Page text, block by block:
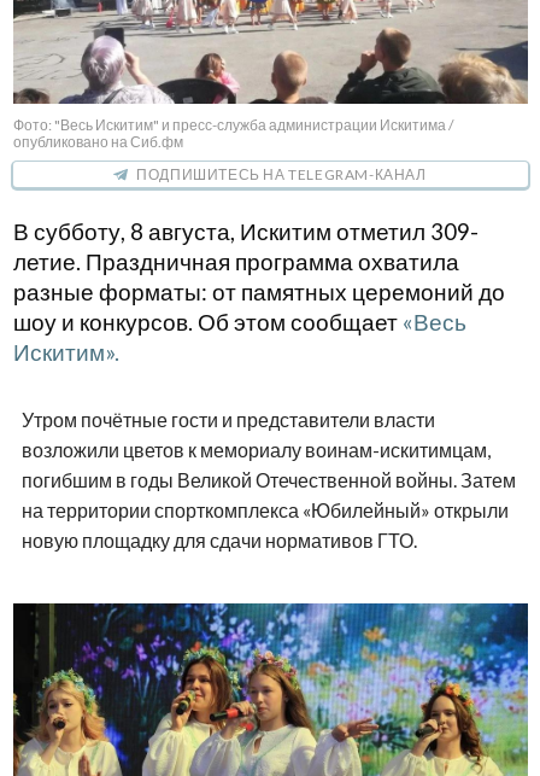
Фото: "Весь Искитим" и пресс-служба администрации Искитима /
опубликовано на Сиб.фм
ПОДПИШИТЕСЬ НА TELEGRAM-КАНАЛ
В субботу, 8 августа, Искитим отметил 309-
летие. Праздничная программа охватила
разные форматы: от памятных церемоний до
шоу и конкурсов. Об этом сообщает «Весь
Искитим».
Утром почётные гости и представители власти
возложили цветов к мемориалу воинам-искитимцам,
погибшим в годы Великой Отечественной войны. Затем
на территории спорткомплекса «Юбилейный» открыли
новую площадку для сдачи нормативов ГТО.